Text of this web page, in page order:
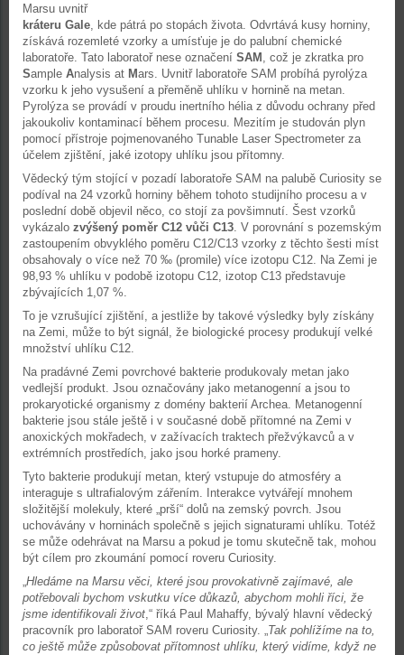
Marsu uvnitř
kráteru Gale, kde pátrá po stopách života. Odvrtává kusy horniny,
získává rozemleté vzorky a umísťuje je do palubní chemické
laboratoře. Tato laboratoř nese označení SAM , což je zkratka pro
Sample Analysis at Mars. Uvnitř laboratoře SAM probíhá pyrolýza
vzorku k jeho vysušení a přeměně uhlíku v hornině na metan.
Pyrolýza se provádí v proudu inertního hélia z důvodu ochrany před
jakoukoliv kontaminací během procesu. Mezitím je studován plyn
pomocí přístroje pojmenovaného Tunable Laser Spectrometer za
účelem zjištění, jaké izotopy uhlíku jsou přítomny.
Vědecký tým stojící v pozadí laboratoře SAM na palubě Curiosity se
podíval na 24 vzorků horniny během tohoto studijního procesu a v
poslední době objevil něco, co stojí za povšimnutí. Šest vzorků
vykázalo zvýšený poměr C12 vůči C13. V porovnání s pozemským
zastoupením obvyklého poměru C12/C13 vzorky z těchto šesti míst
obsahovaly o více než 70 ‰ (promile) více izotopu C12. Na Zemi je
98,93 % uhlíku v podobě izotopu C12, izotop C13 představuje
zbývajících 1,07 %.
To je vzrušující zjištění, a jestliže by takové výsledky byly získány
na Zemi, může to být signál, že biologické procesy produkují velké
množství uhlíku C12.
Na pradávné Zemi povrchové bakterie produkovaly metan jako
vedlejší produkt. Jsou označovány jako metanogenní a jsou to
prokaryotické organismy z domény bakterií Archea. Metanogenní
bakterie jsou stále ještě i v současné době přítomné na Zemi v
anoxických mokřadech, v zažívacích traktech přežvýkavců a v
extrémních prostředích, jako jsou horké prameny.
Tyto bakterie produkují metan, který vstupuje do atmosféry a
interaguje s ultrafialovým zářením. Interakce vytvářejí mnohem
složitější molekuly, které „prší“ dolů na zemský povrch. Jsou
uchovávány v horninách společně s jejich signaturami uhlíku. Totéž
se může odehrávat na Marsu a pokud je tomu skutečně tak, mohou
být cílem pro zkoumání pomocí roveru Curiosity.
„Hledáme na Marsu věci, které jsou provokativně zajímavé, ale
potřebovali bychom vskutku více důkazů, abychom mohli říci, že
jsme identifikovali život,“ říká Paul Mahaffy, bývalý hlavní vědecký
pracovník pro laboratoř SAM roveru Curiosity. „Tak pohlížíme na to,
co ještě může způsobovat přítomnost uhlíku, který vidíme, když ne